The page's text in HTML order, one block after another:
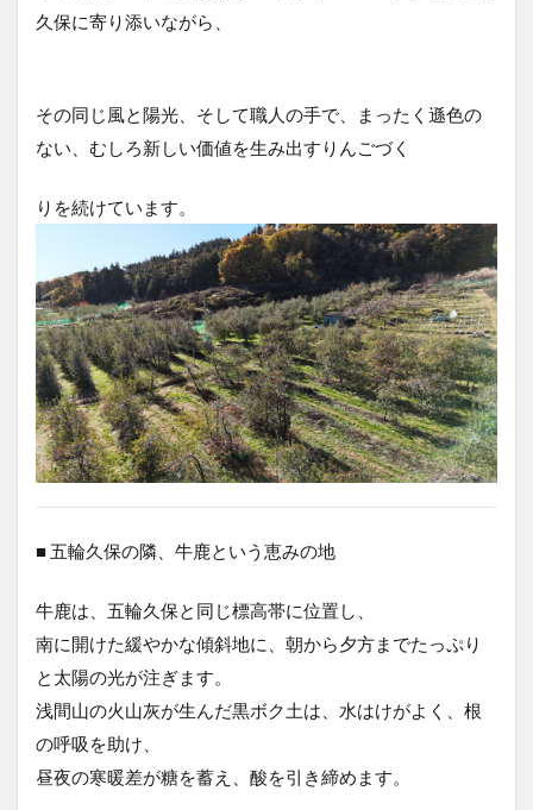
久保に寄り添いながら、
その同じ風と陽光、そして職人の手で、まったく遜色の
ない、むしろ新しい価値を生み出すりんごづく
りを続けています。
■ 五輪久保の隣、牛鹿という恵みの地
牛鹿は、五輪久保と同じ標高帯に位置し、
南に開けた緩やかな傾斜地に、朝から夕方までたっぷり
と太陽の光が注ぎます。
浅間山の火山灰が生んだ黒ボク土は、水はけがよく、根
の呼吸を助け、
昼夜の寒暖差が糖を蓄え、酸を引き締めます。